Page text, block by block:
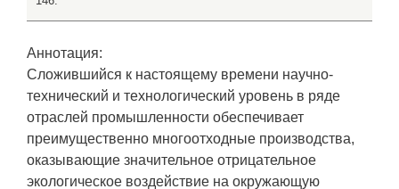
Аннотация:
Сложившийся к настоящему времени научно-
технический и технологический уровень в ряде
отраслей промышленности обеспечивает
преимущественно многоотходные производства,
оказывающие значительное отрицательное
экологическое воздействие на окружающую